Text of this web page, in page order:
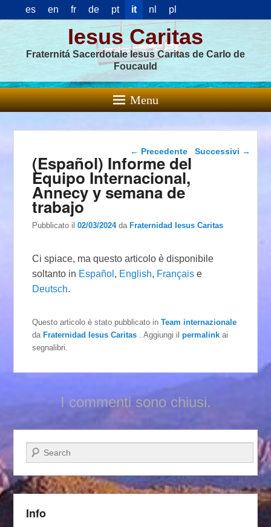
es en fr de pt it nl pl
Iesus Caritas
Fraternitá Sacerdotale Iesus Caritas de Carlo de
Foucauld
Menu
Navigazione articolo
← Precedente Successivi →
(Español) Informe del
Equipo Internacional,
Annecy y semana de
trabajo
Pubblicato il02/03/2024 daFraternidad Iesus Caritas
Ci spiace, ma questo articolo è disponibile
soltanto in Español , English, Français e
Deutsch.
Questo articolo è stato pubblicato inTeam internazionale
daFraternidad Iesus Caritas . Aggiungi ilpermalink ai
segnalibri.
I commenti sono chiusi.
Cerca
Info